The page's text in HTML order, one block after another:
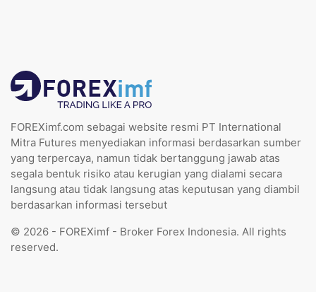
FOREXimf.com sebagai website resmi PT International
Mitra Futures menyediakan informasi berdasarkan sumber
yang terpercaya, namun tidak bertanggung jawab atas
segala bentuk risiko atau kerugian yang dialami secara
langsung atau tidak langsung atas keputusan yang diambil
berdasarkan informasi tersebut
© 2026 - FOREXimf - Broker Forex Indonesia. All rights
reserved.